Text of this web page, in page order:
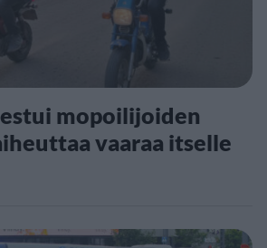
mopoilijoiden
vaaraa itselle